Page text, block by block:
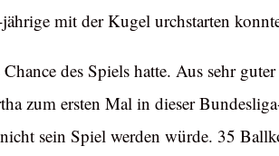
mit der Kugel urchstarten
des Spiels hatte. Aus sehr
zum ersten Mal in dieser
sein Spiel werden würde. 35